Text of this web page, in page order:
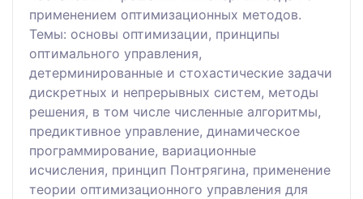
применением оптимизационных методов.
Темы: основы оптимизации, принципы
оптимального управления,
детерминированные и стохастические задачи
дискретных и непрерывных систем, методы
решения, в том числе численные алгоритмы,
предиктивное управление, динамическое
программирование, вариационные
исчисления, принцип Понтрягина, применение
теории оптимизационного управления для